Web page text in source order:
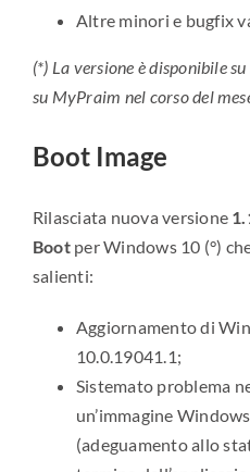
Altre minori e bugfix
(*) La versione è disponibile
su MyPraim nel corso del
Boot Image
Rilasciata nuova versione
Boot per Windows 10 (°)
salienti:
Aggiornamento di
10.0.19041.1;
Sistemato problema
un’immagine
(adeguamento allo